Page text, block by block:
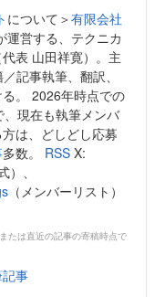
について＞有限会社
運営する、テクニカ
表 山田祥寛）。主
記事執筆、翻訳、
。 2026年時点での
現在も執筆メンバ
は、どしどし応募
多数。 RSS X:
）、
（メンバーリスト）
たは直近の記事の寄稿時点で
事